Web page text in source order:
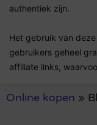
authentiek zijn.
Het gebruik van
gebruikers geheel
affiliate links,
Online kopen »